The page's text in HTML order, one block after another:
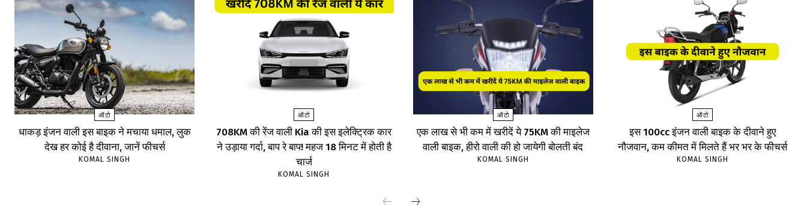
ऑटो
धाकड़ इंजन वाली इस बाइक ने मचाया धमाल, लुक
देख हर कोई है दीवाना, जानें फीचर्स
KOMAL SINGH
ऑटो
708KM की रेंज वाली Kia की इस इलेक्ट्रिक कार
ने उड़ाया गर्दा, बाप रे बाप! महज 18 मिनट में होती है
चार्ज
KOMAL SINGH
ऑटो
एक लाख से भी कम में खरीदें ये 75KM की माइलेज
वाली बाइक, हीरो वाली की हो जायेगी बोलती बंद
KOMAL SINGH
ऑटो
इस 100cc इंजन वाली बाइक के दीवाने हुए
नौजवान, कम कीमत में मिलते हैं भर भर के फीचर्स
KOMAL SINGH